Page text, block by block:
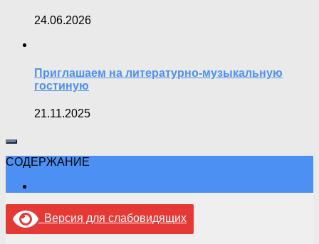
24.06.2026
Приглашаем на литературно-музыкальную
гостиную
21.11.2025
СОДЕРЖАНИЕ
Версия для слабовидящих